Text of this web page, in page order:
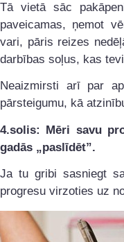
Tā vietā sāc
paveicamas, ņemot
vari, pāris reizes
darbības soļus, kas
Neaizmirsti arī par
pārsteigumu, kā
4.solis: Mēri savu
gadās „paslīdēt”.
Ja tu gribi sasniegt
progresu virzoties uz